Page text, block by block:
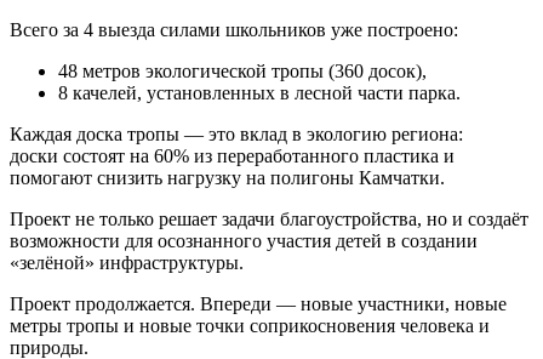
Всего за 4 выезда силами школьников уже построено:
48 метров экологической тропы (360 досок),
8 качелей, установленных в лесной части парка.
Каждая доска тропы — это вклад в экологию региона:
доски состоят на 60% из переработанного пластика и
помогают снизить нагрузку на полигоны Камчатки.
Проект не только решает задачи благоустройства, но и создаёт
возможности для осознанного участия детей в создании
«зелёной» инфраструктуры.
Проект продолжается. Впереди — новые участники, новые
метры тропы и новые точки соприкосновения человека и
природы.